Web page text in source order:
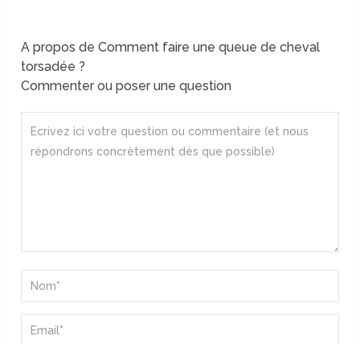
A propos de Comment faire une queue de cheval
torsadée ?
Commenter ou poser une question